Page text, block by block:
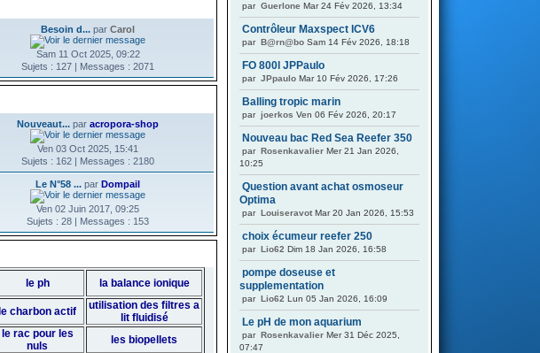
Besoin d... par Carol
Sam 11 Oct 2025, 09:22
Sujets : 127 | Messages : 2071
Nouveaut... par acropora-shop
Ven 03 Oct 2025, 15:41
Sujets : 162 | Messages : 2180
Le N°58 ... par Dompail
Ven 02 Juin 2017, 09:25
Sujets : 28 | Messages : 153
le ph la balance ionique
le charbon actif
utilisation des filtres a
lit fluidisé
le rac pour les
nuls
les biopellets
par Guerlone Mar 24 Fév 2026, 13:34
Contrôleur Maxspect ICV6
par B@rn@bo Sam 14 Fév 2026, 18:18
FO 800l JPPaulo
par JPpaulo Mar 10 Fév 2026, 17:26
Balling tropic marin
par joerkos Ven 06 Fév 2026, 20:17
Nouveau bac Red Sea Reefer 350
par Rosenkavalier Mer 21 Jan 2026,
10:25
Question avant achat osmoseur
Optima
par Louiseravot Mar 20 Jan 2026, 15:53
choix écumeur reefer 250
par Lio62 Dim 18 Jan 2026, 16:58
pompe doseuse et
supplementation
par Lio62 Lun 05 Jan 2026, 16:09
Le pH de mon aquarium
par Rosenkavalier Mer 31 Déc 2025,
07:47